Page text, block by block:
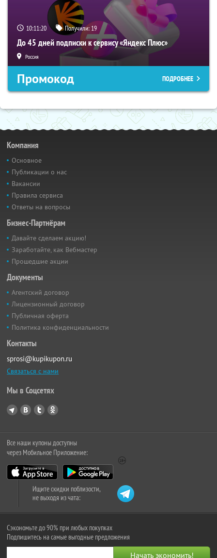
10:11:19 Получили: 19
До 45 дней подписки к сервису «Яндекс Плюс»
Россия
Промокод ПОДРОБНЕЕ
Компания
Основное
Публикации о нас
Вакансии
Правила сервиса
Ответы на вопросы
Бизнес-Партнёрам
Давайте сделаем акцию!
Заработайте, как Вебмастер
Прошедшие акции
Документы
Агентский договор
Лицензионный договор
Публичная оферта
Политика конфиденциальности
Контакты
sprosi@kupikupon.ru
Связаться с нами
Мы в Соцсетях
Все наши купоны доступны
через Мобильное Приложение:
Ищите скидки поблизости,
не выходя из чата:
Сэкономьте до 90% при любых покупках
Подпишитесь на самые выгодные предложения